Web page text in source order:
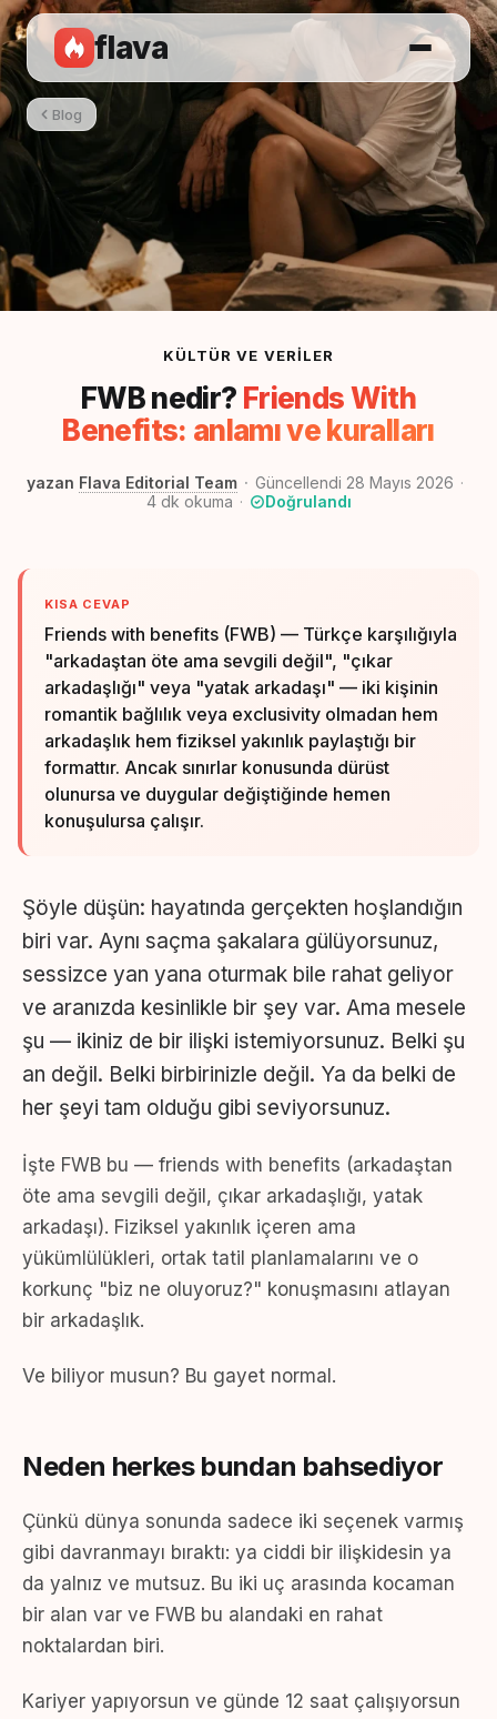
Blog
flava
KÜLTÜR VE VERILER
FWB nedir? Friends With
Benefits: anlamı ve kuralları
yazan Flava Editorial Team
Güncellendi 28 Mayıs 2026
4 dk okuma Doğrulandı
KISA CEVAP
Friends with benefits (FWB) — Türkçe karşılığıyla
"arkadaştan öte ama sevgili değil", "çıkar
arkadaşlığı" veya "yatak arkadaşı" — iki kişinin
romantik bağlılık veya exclusivity olmadan hem
arkadaşlık hem fiziksel yakınlık paylaştığı bir
formattır. Ancak sınırlar konusunda dürüst
olunursa ve duygular değiştiğinde hemen
konuşulursa çalışır.
Şöyle düşün: hayatında gerçekten hoşlandığın
biri var. Aynı saçma şakalara gülüyorsunuz,
sessizce yan yana oturmak bile rahat geliyor
ve aranızda kesinlikle bir şey var. Ama mesele
şu — ikiniz de bir ilişki istemiyorsunuz. Belki şu
an değil. Belki birbirinizle değil. Ya da belki de
her şeyi tam olduğu gibi seviyorsunuz.
İşte FWB bu — friends with benefits (arkadaştan
öte ama sevgili değil, çıkar arkadaşlığı, yatak
arkadaşı). Fiziksel yakınlık içeren ama
yükümlülükleri, ortak tatil planlamalarını ve o
korkunç "biz ne oluyoruz?" konuşmasını atlayan
bir arkadaşlık.
Ve biliyor musun? Bu gayet normal.
Neden herkes bundan bahsediyor
Çünkü dünya sonunda sadece iki seçenek varmış
gibi davranmayı bıraktı: ya ciddi bir ilişkidesin ya
da yalnız ve mutsuz. Bu iki uç arasında kocaman
bir alan var ve FWB bu alandaki en rahat
noktalardan biri.
Kariyer yapıyorsun ve günde 12 saat çalışıyorsun